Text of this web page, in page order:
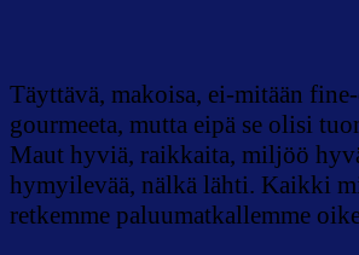
Täyttävä, makoisa, ei-mitään
gourmeeta, mutta eipä se olisi
Maut hyviä, raikkaita, miljöö
hymyilevää, nälkä lähti. Kaikki
retkemme paluumatkallemme